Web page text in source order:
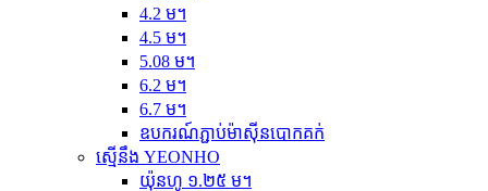
4.2 ម។
4.5 ម។
5.08 ម។
6.2 ម។
6.7 ម។
ឧបករណ៍ភ្ជាប់ម៉ាស៊ីនបោកគក់
ស្មើនឹង YEONHO
យ៉ុនហូ ១.២៥ ម។